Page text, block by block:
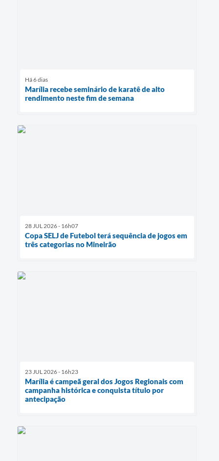
Há 6 dias
Marília recebe seminário de karatê de alto
rendimento neste fim de semana
28 JUL 2026 - 16h07
Copa SELJ de Futebol terá sequência de jogos em
três categorias no Mineirão
23 JUL 2026 - 16h23
Marília é campeã geral dos Jogos Regionais com
campanha histórica e conquista título por
antecipação